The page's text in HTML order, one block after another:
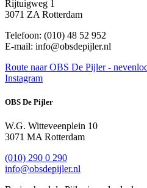
Rijtuigweg 1
3071 ZA Rotterdam
Telefoon: (010) 48 52 952
E-mail: info@obsdepijler.nl
Route naar OBS De Pijler -
Instagram
OBS De Pijler
W.G. Witteveenplein 10
3071 MA Rotterdam
(010) 290 0 290
info@obsdepijler.nl